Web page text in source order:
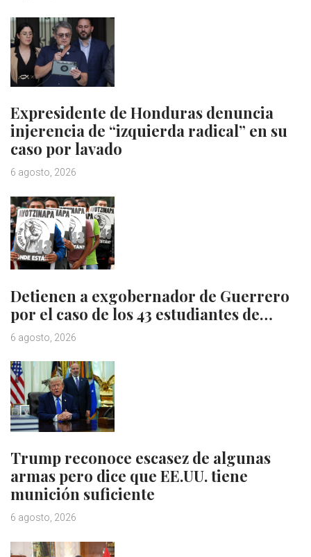
Expresidente de Honduras denuncia
injerencia de “izquierda radical” en su
caso por lavado
6 agosto, 2026
Detienen a exgobernador de Guerrero
por el caso de los 43 estudiantes de…
6 agosto, 2026
Trump reconoce escasez de algunas
armas pero dice que EE.UU. tiene
munición suficiente
6 agosto, 2026